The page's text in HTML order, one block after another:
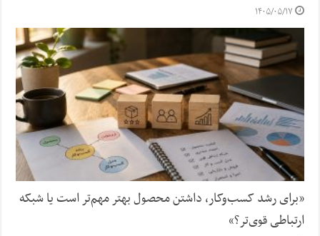
۱۴۰۵/۰۵/۱۷
«برای رشد کسب‌وکار، داشتن محصول بهتر مهم‌تر است یا شبکه
ارتباطی قوی‌تر؟»